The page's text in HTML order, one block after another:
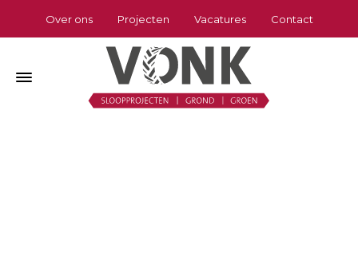
Over ons Projecten Vacatures Contact